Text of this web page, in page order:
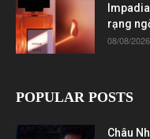
rạng
08/08/2026
POPULAR POSTS
Châu